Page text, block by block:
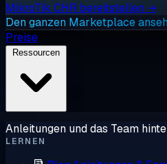
MikroTik CHR bereitstellen →
Den ganzen Marketplace
Preise
Anleitungen und das Team
LERNEN